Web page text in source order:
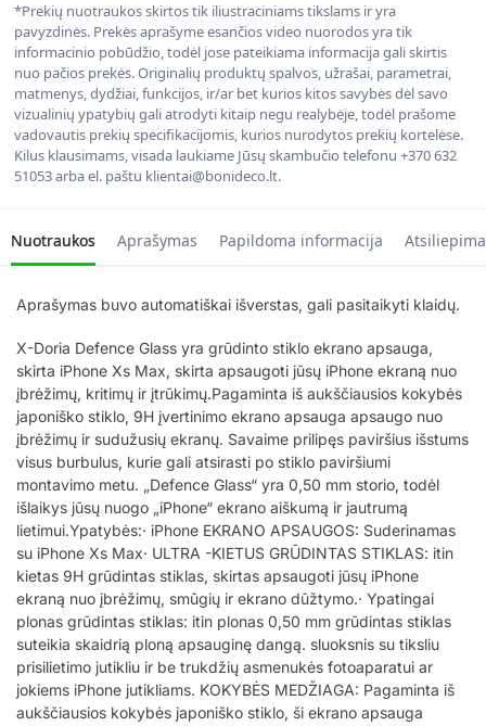
*Prekių nuotraukos skirtos tik iliustraciniams tikslams ir yra
pavyzdinės. Prekės aprašyme esančios video nuorodos yra tik
informacinio pobūdžio, todėl jose pateikiama informacija gali skirtis
nuo pačios prekės. Originalių produktų spalvos, užrašai, parametrai,
matmenys, dydžiai, funkcijos, ir/ar bet kurios kitos savybės dėl savo
vizualinių ypatybių gali atrodyti kitaip negu realybėje, todėl prašome
vadovautis prekių specifikacijomis, kurios nurodytos prekių kortelėse.
Kilus klausimams, visada laukiame Jūsų skambučio telefonu +370 632
51053 arba el. paštu klientai@bonideco.lt.
Nuotraukos Aprašymas Papildoma informacija
Aprašymas buvo automatiškai išverstas, gali pasitaikyti klaidų.
X-Doria Defence Glass yra grūdinto stiklo ekrano apsauga,
skirta iPhone Xs Max, skirta apsaugoti jūsų iPhone ekraną nuo
įbrėžimų, kritimų ir įtrūkimų.Pagaminta iš aukščiausios kokybės
japoniško stiklo, 9H įvertinimo ekrano apsauga apsaugo nuo
įbrėžimų ir sudužusių ekranų. Savaime prilipęs paviršius išstums
visus burbulus, kurie gali atsirasti po stiklo paviršiumi
montavimo metu. „Defence Glass“ yra 0,50 mm storio, todėl
išlaikys jūsų nuogo „iPhone“ ekrano aiškumą ir jautrumą
lietimui.Ypatybės:· iPhone EKRANO APSAUGOS: Suderinamas
su iPhone Xs Max· ULTRA -KIETUS GRŪDINTAS STIKLAS: itin
kietas 9H grūdintas stiklas, skirtas apsaugoti jūsų iPhone
ekraną nuo įbrėžimų, smūgių ir ekrano dūžtymo.· Ypatingai
plonas grūdintas stiklas: itin plonas 0,50 mm grūdintas stiklas
suteikia skaidrią ploną apsauginę dangą. sluoksnis su tiksliu
prisilietimo jutikliu ir be trukdžių asmenukės fotoaparatui ar
jokiems iPhone jutikliams. KOKYBĖS MEDŽIAGA: Pagaminta iš
aukščiausios kokybės japoniško stiklo, ši ekrano apsauga